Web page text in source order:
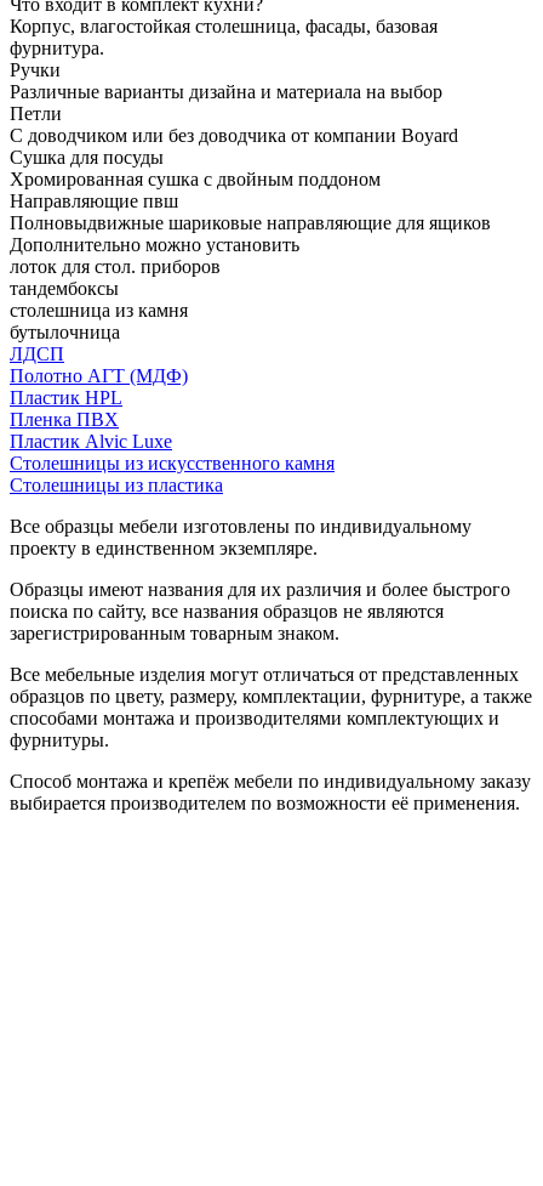
Корпус, влагостойкая столешница, фасады, базовая
фурнитура.
Ручки
Различные варианты дизайна и материала на выбор
Петли
С доводчиком или без доводчика от компании Boyard
Сушка для посуды
Хромированная сушка с двойным поддоном
Направляющие пвш
Полновыдвижные шариковые направляющие для ящиков
Дополнительно можно установить
лоток для стол. приборов
тандембоксы
столешница из камня
бутылочница
ЛДСП
Полотно АГТ (МДФ)
Пластик HPL
Пленка ПВХ
Пластик Alvic Luxe
Столешницы из искусственного камня
Столешницы из пластика
Все образцы мебели изготовлены по индивидуальному
проекту в единственном экземпляре.
Образцы имеют названия для их различия и более быстрого
поиска по сайту, все названия образцов не являются
зарегистрированным товарным знаком.
Все мебельные изделия могут отличаться от представленных
образцов по цвету, размеру, комплектации, фурнитуре, а также
способами монтажа и производителями комплектующих и
фурнитуры.
Способ монтажа и крепёж мебели по индивидуальному заказу
выбирается производителем по возможности её применения.